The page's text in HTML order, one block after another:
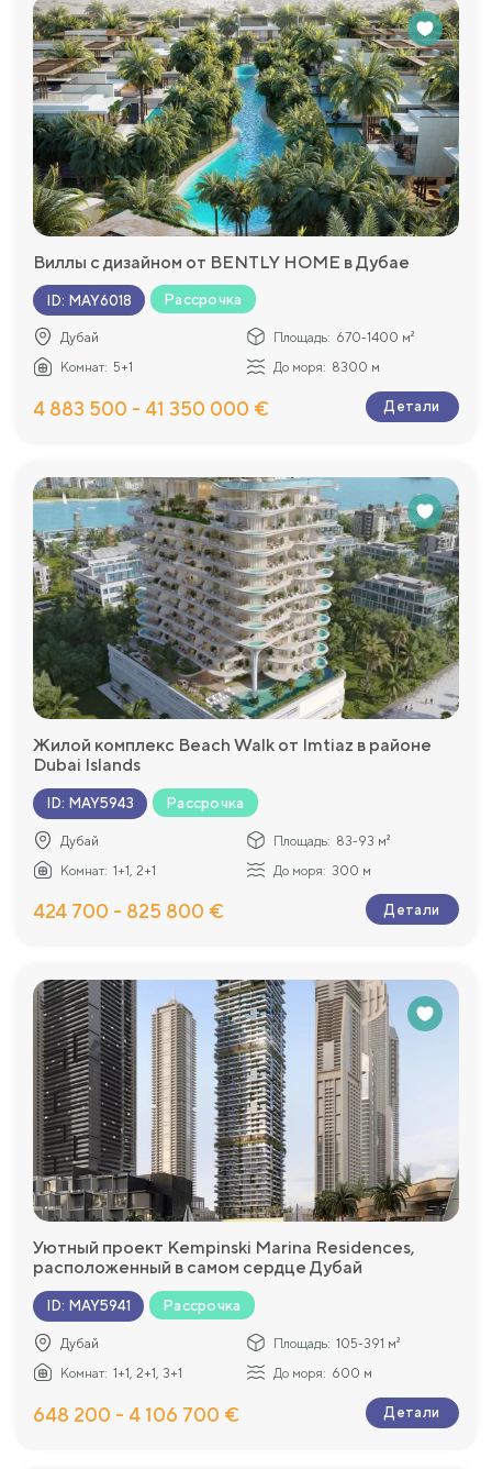
Виллы с дизайном от BENTLY HOME в Дубае
ID: MAY6018 Рассрочка
Дубай Площадь: 670-1400 м²
Комнат: 5+1 До моря: 8300 м
4 883 500 - 41 350 000 € Детали
Жилой комплекс Beach Walk от Imtiaz в районе
Dubai Islands
ID: MAY5943 Рассрочка
Дубай Площадь: 83-93 м²
Комнат: 1+1, 2+1 До моря: 300 м
424 700 - 825 800 € Детали
Уютный проект Kempinski Marina Residences,
расположенный в самом сердце Дубай
ID: MAY5941 Рассрочка
Дубай Площадь: 105-391 м²
Комнат: 1+1, 2+1, 3+1 До моря: 600 м
648 200 - 4 106 700 € Детали